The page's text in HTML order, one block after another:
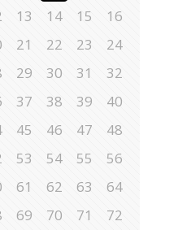
13 14 15
16
21 22 23
24
29 30 31
32
37 38 39
40
45 46 47
48
53 54 55
56
61 62 63
64
69 70 71
72